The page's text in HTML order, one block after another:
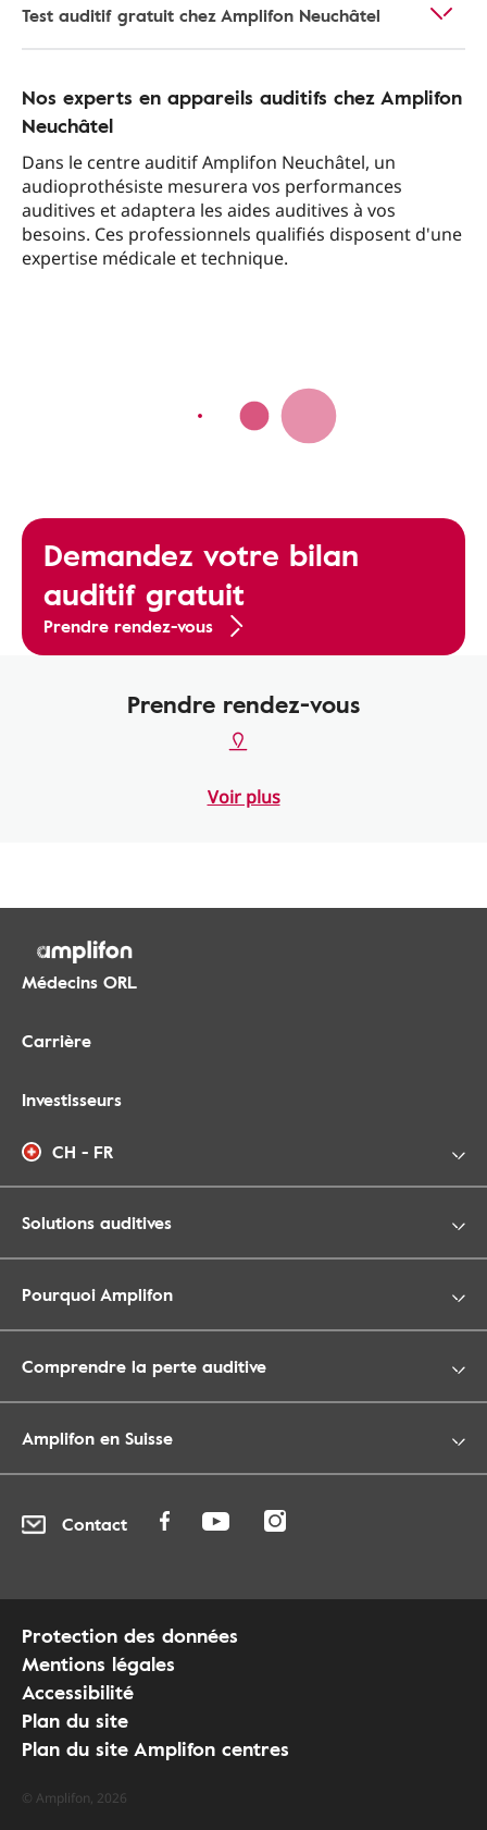
Test auditif gratuit chez Amplifon Neuchâtel
Nos experts en appareils auditifs chez Amplifon
Neuchâtel
Dans le centre auditif Amplifon Neuchâtel, un
audioprothésiste mesurera vos performances
auditives et adaptera les aides auditives à vos
besoins. Ces professionnels qualifiés disposent d'une
expertise médicale et technique.
Demandez votre bilan
auditif gratuit
Prendre rendez-vous
Prendre rendez-vous
Voir plus
Médecins ORL
Carrière
Investisseurs
CH - FR
Solutions auditives
Pourquoi Amplifon
Comprendre la perte auditive
Amplifon en Suisse
Contact
Protection des données
Mentions légales
Accessibilité
Plan du site
Plan du site Amplifon centres
© Amplifon, 2026